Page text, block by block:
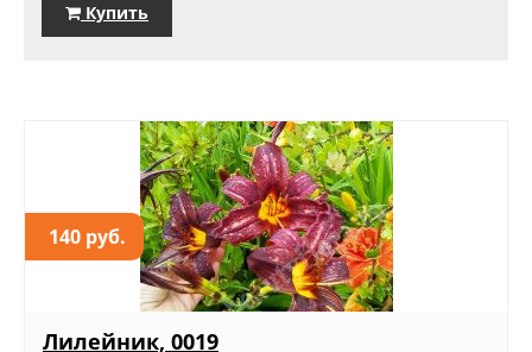
Купить
140 руб.
Лилейник, 0019